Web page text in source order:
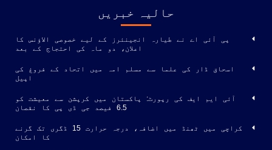
حالیہ خبریں
پی آئی اے نے طیارہ انجینئرز کے لیے خصوصی الاؤنس کا
اعلان، دو ماہ کی احتجاج کے بعد
اسحاق ڈار کی علما سے مسلم امہ میں اتحاد کے فروغ کی
اپیل
آئی ایم ایف کی رپورٹ: پاکستان میں کرپشن سے معیشت کو
6.5 فیصد جی ڈی پی کا نقصان
کراچی میں ٹھنڈ میں اضافہ، درجہ حرارت 15 ڈگری تک گرنے
کا امکان